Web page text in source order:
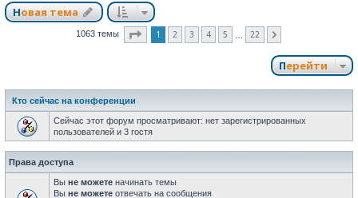
Новая тема
1063 темы Страница из
1 2 3 4 5 22
Перейти
Кто сейчас на конференции
Сейчас этот форум просматривают: нет зарегистрированных
пользователей и 3 гостя
Права доступа
Вы не можете начинать темы
Вы не можете отвечать на сообщения